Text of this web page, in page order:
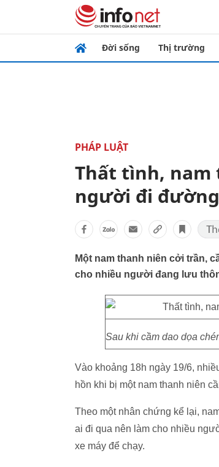
Đời sống Thị trường
PHÁP LUẬT
Thất tình, nam
người đi đường
Một nam thanh niên cởi trần,
cho nhiều người đang lưu
Sau khi cầm dao dọa
Vào khoảng 18h ngày 19/6,
hồn khi bị một nam thanh niên
Theo một nhân chứng kể lại,
ai đi qua nên làm cho nhiều
xe máy để chạy.